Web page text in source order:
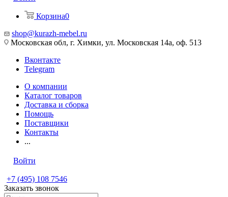
Корзина0
shop@kurazh-mebel.ru
Московская обл, г. Химки, ул. Московская 14а, оф. 513
Вконтакте
Telegram
О компании
Каталог товаров
Доставка и сборка
Помощь
Поставщики
Контакты
...
Войти
+7 (495) 108 7546
Заказать звонок